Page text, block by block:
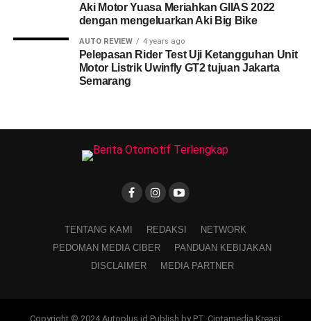
Aki Motor Yuasa Meriahkan GIIAS 2022
dengan mengeluarkan Aki Big Bike
AUTO REVIEW 4 years ago
Pelepasan Rider Test Uji Ketangguhan Unit
Motor Listrik Uwinfly GT2 tujuan Jakarta
Semarang
TENTANG KAMI REDAKSI
NETWORK
PEDOMAN MEDIA CIBER
PANDUAN KEBIJAKAN
DISCLAIMER
MEDIA PARTNER
Copyright © 2024 Autoplus.id Publish by PT. Ciptamedia Kreasi